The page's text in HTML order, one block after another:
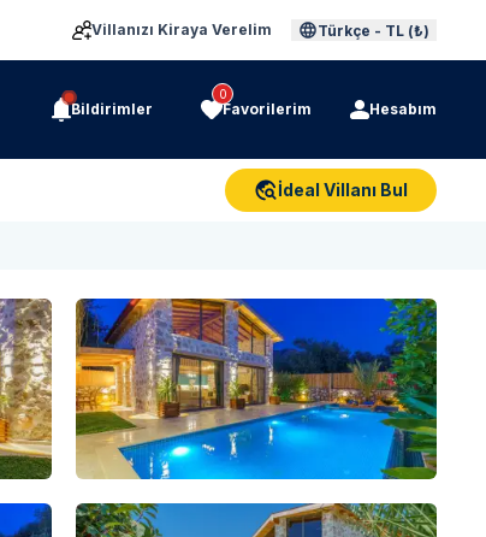
Villanızı Kiraya Verelim Türkçe - TL (₺)
Bildirimler
0
Favorilerim Hesabım
İdeal Villanı Bul